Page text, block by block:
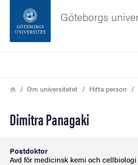
Sidfoten
Göteborgs
Länkstig
HemOm universitetet Hitta person
Dimitra Panagaki
Postdoktor
Avd för medicinsk kemi och cellbiologi